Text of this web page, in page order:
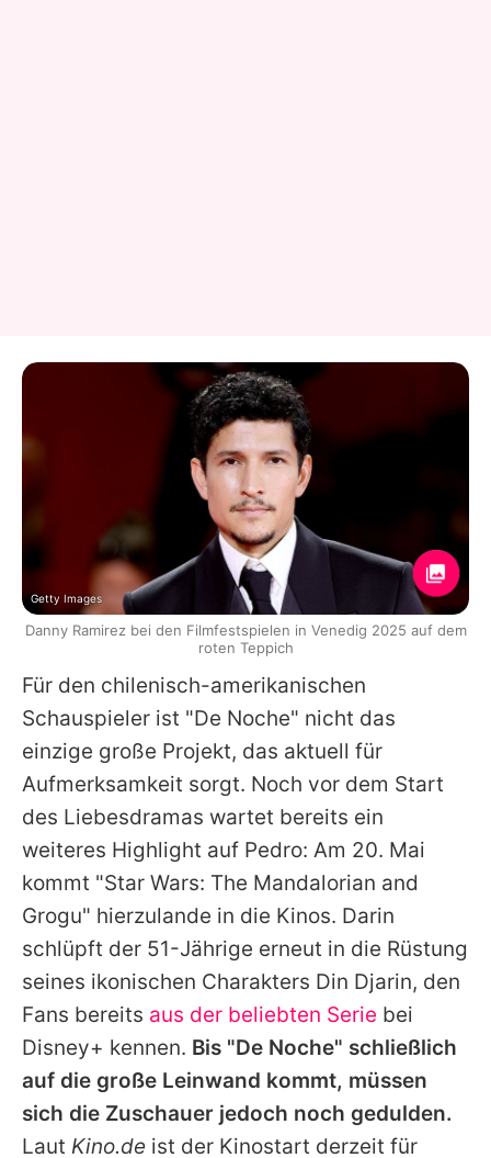
Für den chilenisch-amerikanischen
Schauspieler ist "De Noche" nicht das
einzige große Projekt, das aktuell für
Aufmerksamkeit sorgt. Noch vor dem Start
des Liebesdramas wartet bereits ein
weiteres Highlight auf Pedro: Am 20. Mai
kommt "Star Wars: The Mandalorian and
Grogu" hierzulande in die Kinos. Darin
schlüpft der 51-Jährige erneut in die Rüstung
seines ikonischen Charakters Din Djarin, den
Fans bereits aus der beliebten Serie bei
Disney+ kennen. Bis "De Noche" schließlich
auf die große Leinwand kommt, müssen
sich die Zuschauer jedoch noch gedulden.
Laut Kino.de ist der Kinostart derzeit für
Getty Images
Danny Ramirez bei den Filmfestspielen in Venedig 2025 auf dem
roten Teppich